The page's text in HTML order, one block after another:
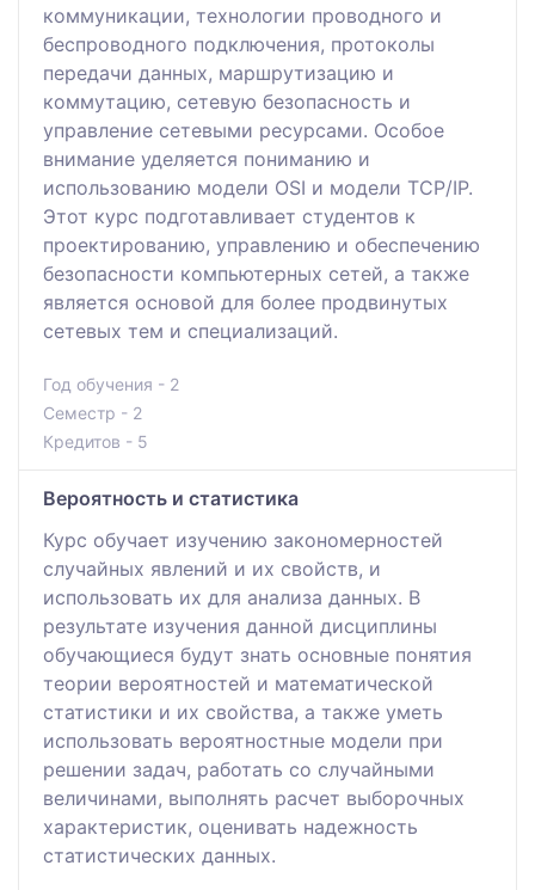
коммуникации, технологии проводного и
беспроводного подключения, протоколы
передачи данных, маршрутизацию и
коммутацию, сетевую безопасность и
управление сетевыми ресурсами. Особое
внимание уделяется пониманию и
использованию модели OSI и модели TCP/IP.
Этот курс подготавливает студентов к
проектированию, управлению и обеспечению
безопасности компьютерных сетей, а также
является основой для более продвинутых
сетевых тем и специализаций.
Год обучения - 2
Семестр - 2
Кредитов - 5
Вероятность и статистика
Курс обучает изучению закономерностей
случайных явлений и их свойств, и
использовать их для анализа данных. В
результате изучения данной дисциплины
обучающиеся будут знать основные понятия
теории вероятностей и математической
статистики и их свойства, а также уметь
использовать вероятностные модели при
решении задач, работать со случайными
величинами, выполнять расчет выборочных
характеристик, оценивать надежность
статистических данных.